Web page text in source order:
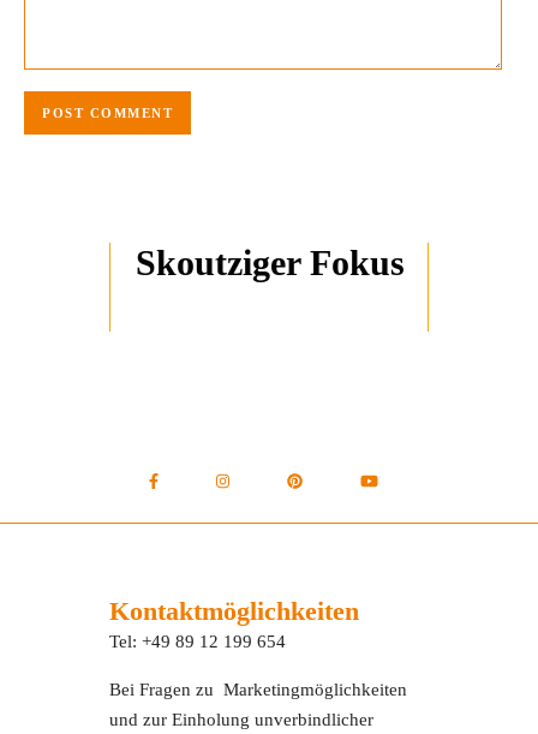
Skoutziger Fokus
Kontaktmöglichkeiten
Tel: +49 89 12 199 654
Bei Fragen zu Marketingmöglichkeiten
und zur Einholung unverbindlicher